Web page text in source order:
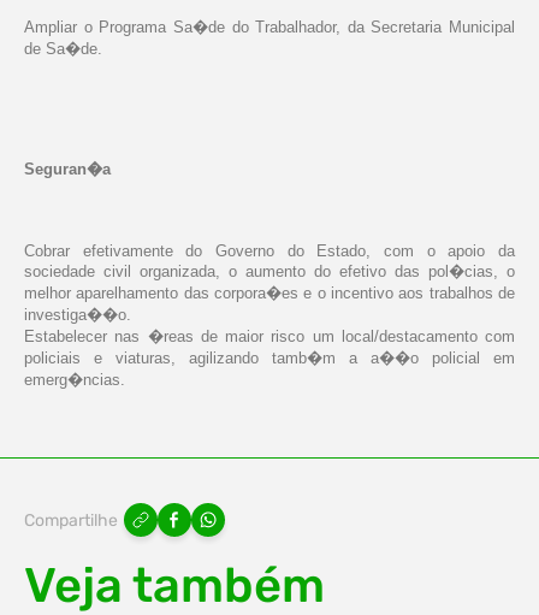
Ampliar o Programa Sa�de do Trabalhador, da Secretaria Municipal
de Sa�de.
Seguran�a
Cobrar efetivamente do Governo do Estado, com o apoio da
sociedade civil organizada, o aumento do efetivo das pol�cias, o
melhor aparelhamento das corpora�es e o incentivo aos trabalhos de
investiga��o.
Estabelecer nas �reas de maior risco um local/destacamento com
policiais e viaturas, agilizando tamb�m a a��o policial em
emerg�ncias.
Compartilhe
Veja também